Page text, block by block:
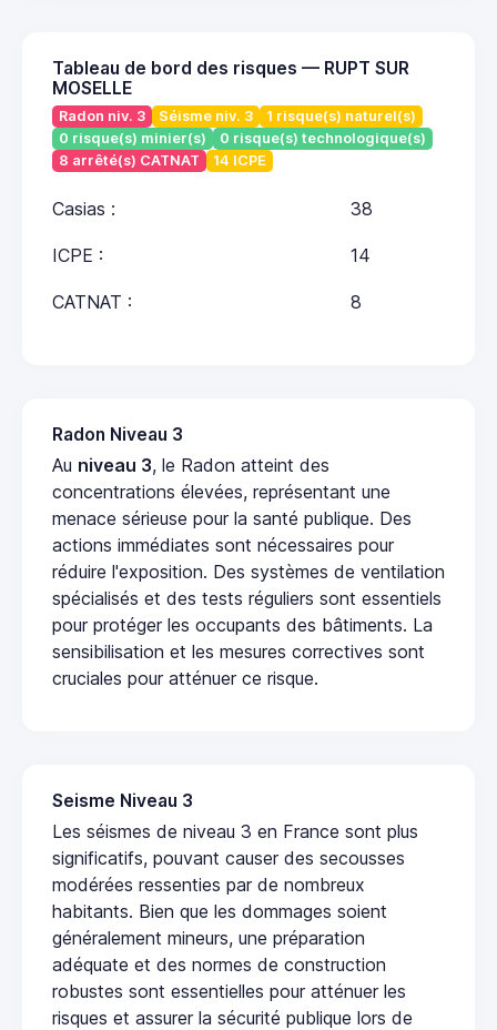
Tableau de bord des risques — RUPT SUR
MOSELLE
Radon niv. 3 Séisme niv. 3
1 risque(s) naturel(s)
0 risque(s) minier(s)
0 risque(s) technologique(s)
8 arrêté(s) CATNAT
14 ICPE
Casias : 38
ICPE : 14
CATNAT : 8
Radon Niveau 3
Au niveau 3, le Radon atteint des
concentrations élevées, représentant une
menace sérieuse pour la santé publique. Des
actions immédiates sont nécessaires pour
réduire l'exposition. Des systèmes de ventilation
spécialisés et des tests réguliers sont essentiels
pour protéger les occupants des bâtiments. La
sensibilisation et les mesures correctives sont
cruciales pour atténuer ce risque.
Seisme Niveau 3
Les séismes de niveau 3 en France sont plus
significatifs, pouvant causer des secousses
modérées ressenties par de nombreux
habitants. Bien que les dommages soient
généralement mineurs, une préparation
adéquate et des normes de construction
robustes sont essentielles pour atténuer les
risques et assurer la sécurité publique lors de